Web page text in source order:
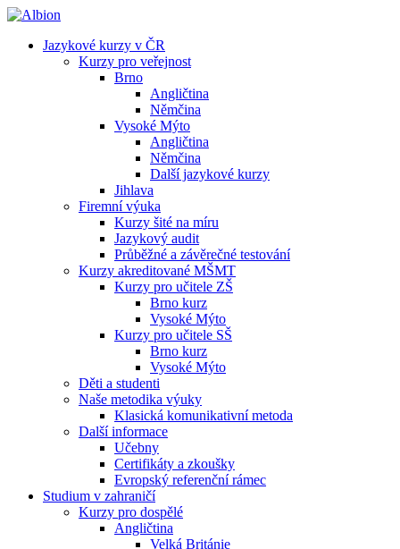
Jazykové kurzy v ČR
Kurzy pro veřejnost
Brno
Angličtina
Němčina
Vysoké Mýto
Angličtina
Němčina
Další jazykové kurzy
Jihlava
Firemní výuka
Kurzy šité na míru
Jazykový audit
Průběžné a závěrečné testování
Kurzy akreditované MŠMT
Kurzy pro učitele ZŠ
Brno kurz
Vysoké Mýto
Kurzy pro učitele SŠ
Brno kurz
Vysoké Mýto
Děti a studenti
Naše metodika výuky
Klasická komunikativní metoda
Další informace
Učebny
Certifikáty a zkoušky
Evropský referenční rámec
Studium v zahraničí
Kurzy pro dospělé
Angličtina
Velká Británie